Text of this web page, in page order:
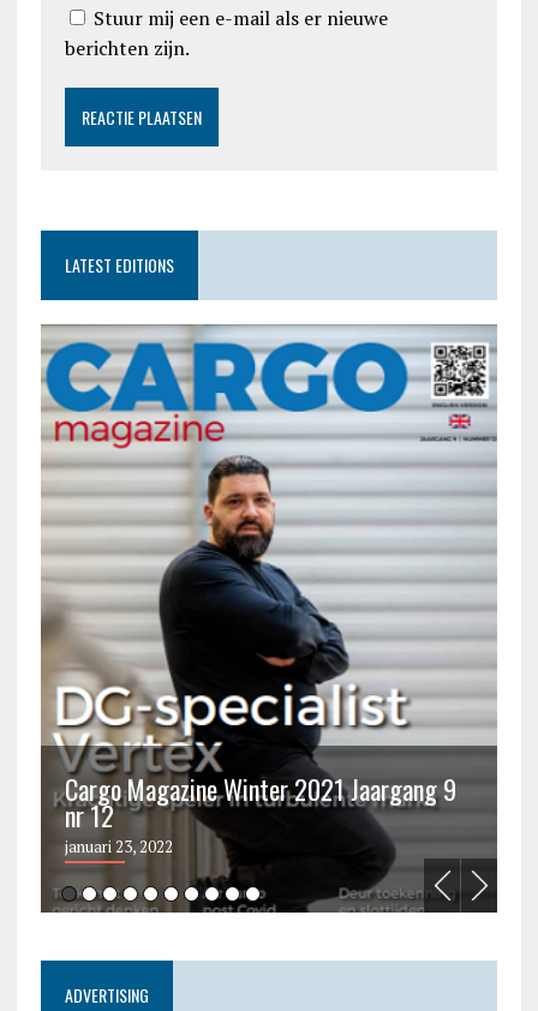
Stuur mij een e-mail als er nieuwe
berichten zijn.
LATEST EDITIONS
Cargo Magazine Winter 2021 Jaargang 9
nr 12
januari 23, 2022
ADVERTISING